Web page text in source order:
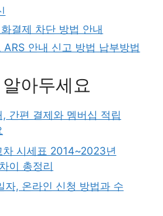
결제 차단 방법 안내
ARS 안내 신고 방법 납부방법
아두세요
간편 결제와 멤버십 적립
차 시세표 2014~2023년
이 총정리
자, 온라인 신청 방법과 수